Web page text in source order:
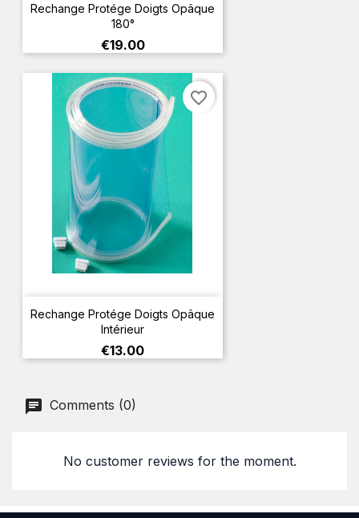
Rechange Protége Doigts Opâque
180°
Price
€19.00
Rechange Protége Doigts Opâque
Intérieur
Price
€13.00
favorite_border
Comments (0)
No customer reviews for the moment.